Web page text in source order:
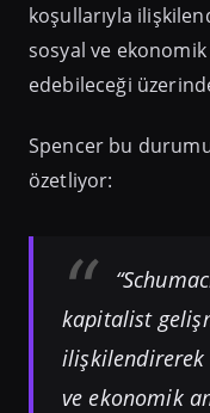
koşullarıyla
sosyal ve
edebileceği
Spencer bu
özetliyor:
kapitalist
ilişkilendirerek
ve ekonomik